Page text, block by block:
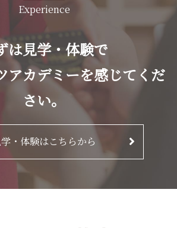
Experience
は見学・体験で
アカデミーを感じてくだ
さい。
学・体験はこちらから